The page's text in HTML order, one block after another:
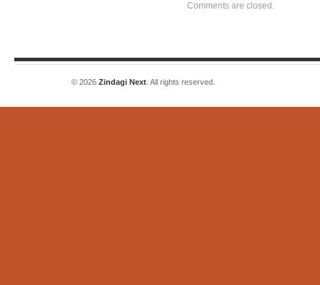
Comments are closed.
© 2026 Zindagi Next . All rights reserved.